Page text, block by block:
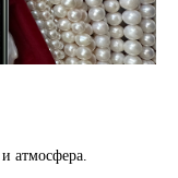
атмосфера.